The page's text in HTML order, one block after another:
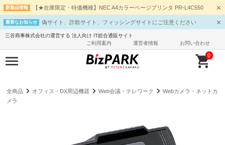
新製品情報 【★在庫限定・特価機種】NEC A4カラーページプリンタ PR-L4C550
重要なお知らせ 偽サイト、詐欺サイト、フィッシングサイトにご注意ください
三谷商事株式会社の運営する 法人向け IT総合通販サイト
ご利用案内
運営者情報 お問い合わせ
0
全商品 オフィス・DX周辺機器 Web会議・テレワーク
Webカメラ・ネットカ
メラ